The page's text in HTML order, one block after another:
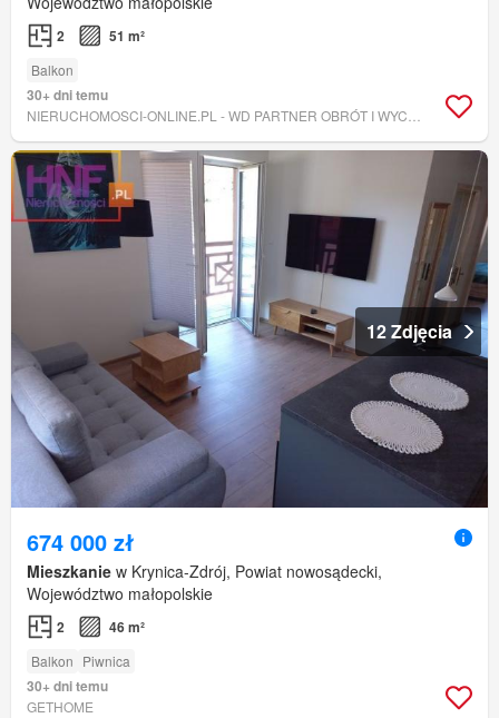
2 51 m²
Balkon
30+ dni temu
12 Zdjęcia
674 000 zł
Mieszkanie w Krynica-Zdrój, Powiat nowosądecki,
Województwo małopolskie
2 46 m²
Balkon Piwnica
30+ dni temu
GETHOME